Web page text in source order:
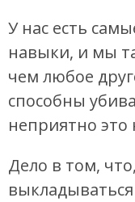
У нас есть
навыки, и мы
чем любое
способны
неприятно это
Дело в том,